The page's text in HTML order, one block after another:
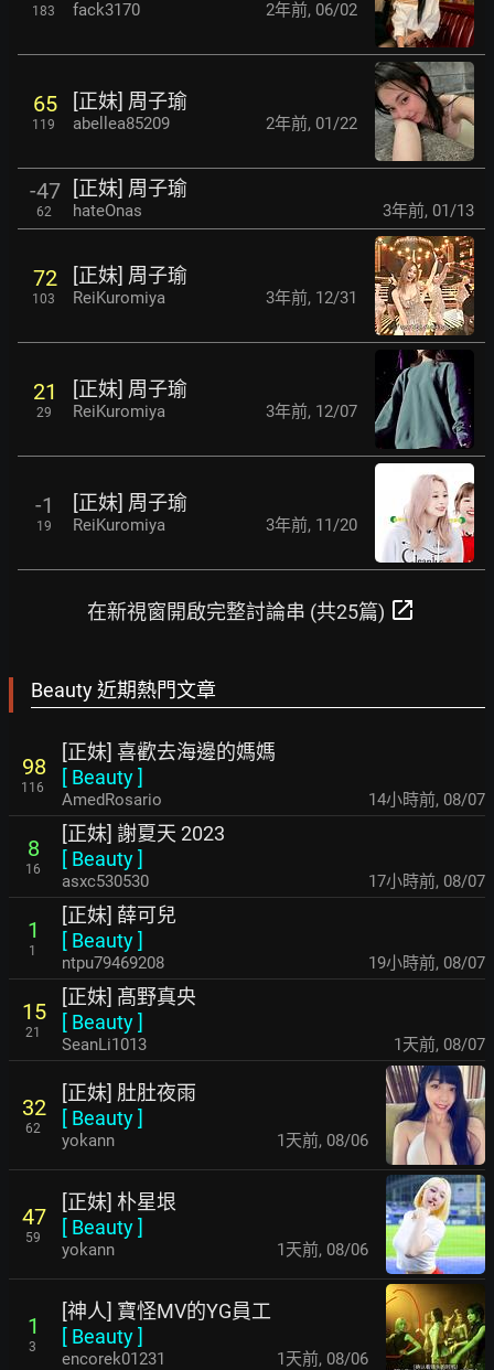
183 fack3170 2年前, 06/02
65
119
[正妹] 周子瑜
abellea85209 2年前, 01/22
-47
62
[正妹] 周子瑜
hateOnas 3年前, 01/13
72
103
[正妹] 周子瑜
ReiKuromiya 3年前, 12/31
21
29
[正妹] 周子瑜
ReiKuromiya 3年前, 12/07
-1
19
[正妹] 周子瑜
ReiKuromiya 3年前, 11/20
在新視窗開啟完整討論串 (共25篇) open_in_new
Beauty 近期熱門文章
98
116
[正妹] 喜歡去海邊的媽媽
[ Beauty]
AmedRosario 14小時前, 08/07
8
16
[正妹] 謝夏天 2023
[ Beauty]
asxc530530 17小時前, 08/07
1
1
[正妹] 薛可兒
[ Beauty]
ntpu79469208 19小時前, 08/07
15
21
[正妹] 髙野真央
[ Beauty]
SeanLi1013 1天前, 08/07
32
62
[正妹] 肚肚夜雨
[ Beauty]
yokann 1天前, 08/06
47
59
[正妹] 朴星垠
[ Beauty]
yokann 1天前, 08/06
1
3
[神人] 寶怪MV的YG員工
[ Beauty]
encorek01231 1天前, 08/06